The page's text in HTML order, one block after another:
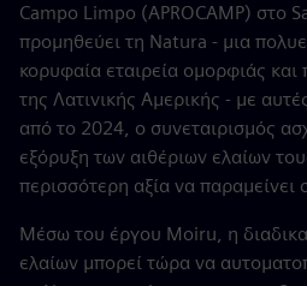
Campo Limpo (APROCAMP) στο
προμηθεύει τη Natura - μια
κορυφαία εταιρεία ομορφιάς
της Λατινικής Αμερικής - με
από το 2024, ο συνεταιρισμός
εξόρυξη των αιθέριων ελαίων
περισσότερη αξία να παραμείνει
Μέσω του έργου Moiru, η
ελαίων μπορεί τώρα να